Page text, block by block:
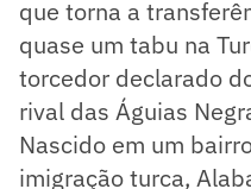
que torna a
quase um tabu na
torcedor declarado
rival das Águias
Nascido em um
imigração turca,